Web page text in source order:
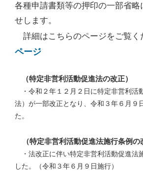
各種申請書類等の押印の一部省略
せします。
詳細はこちらのページをご覧く
ページ
（特定非営利活動促進法の改正）
・令和２年１２月２日に特定非営利活
法）が一部改正となり、令和３年６月９
た。
（特定非営利活動促進法施行条例の
・法改正に伴い特定非営利活動促進法
した。（令和３年６月９日施行）